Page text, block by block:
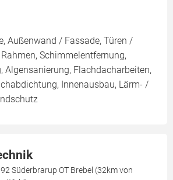
Außenwand / Fassade, Türen /
Schimmelentfernung,
Algensanierung, Flachdacharbeiten,
Innenausbau, Lärm- /
Süderbrarup OT Brebel (32km von